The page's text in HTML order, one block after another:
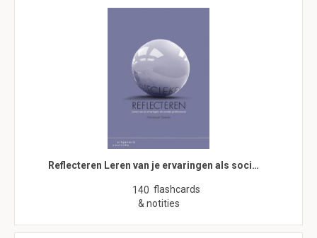
Reflecteren Leren van je ervaringen als soci…
140 flashcards
& notities